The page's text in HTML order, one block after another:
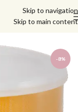
Skip to navigation
Skip to main content
-8%